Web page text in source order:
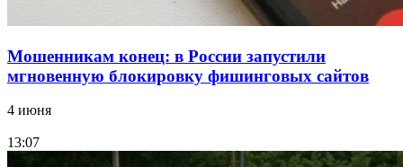
Мошенникам конец: в России запустили
мгновенную блокировку фишинговых сайтов
4 июня
13:07